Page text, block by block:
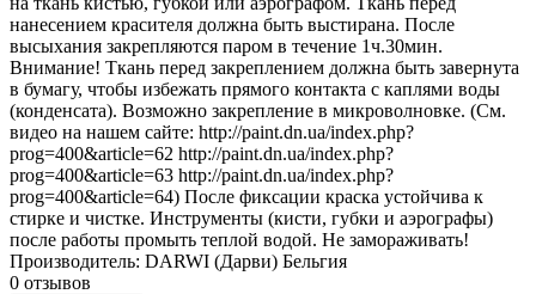
нанесением красителя должна быть выстирана. После
высыхания закрепляются паром в течение 1ч.30мин.
Внимание! Ткань перед закреплением должна быть завернута
в бумагу, чтобы избежать прямого контакта с каплями воды
(конденсата). Возможно закрепление в микроволновке. (См.
видео на нашем сайте: http://paint.dn.ua/index.php?
prog=400&article=62 http://paint.dn.ua/index.php?
prog=400&article=63 http://paint.dn.ua/index.php?
prog=400&article=64) После фиксации краска устойчива к
стирке и чистке. Инструменты (кисти, губки и аэрографы)
после работы промыть теплой водой. Не замораживать!
Производитель: DARWI (Дарви) Бельгия
0 отзывов